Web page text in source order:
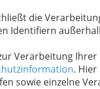
die
Identifiern
Verarbeitung
.
sowie einzelne